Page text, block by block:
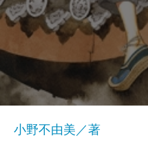
小野不由美／著